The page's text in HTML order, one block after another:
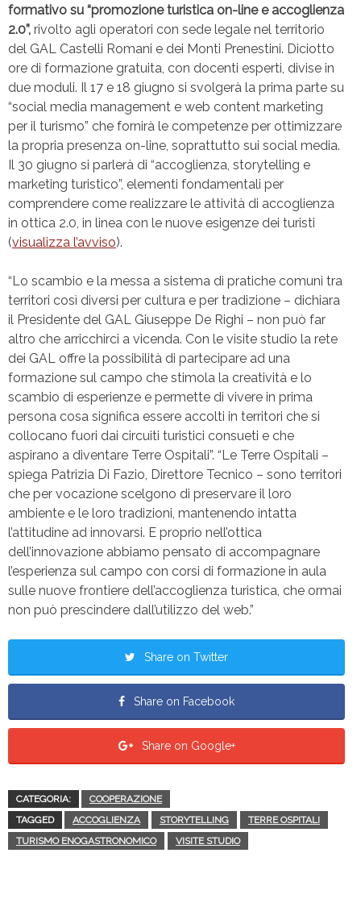
formativo su “promozione turistica on-line e accoglienza
2.0”, rivolto agli operatori con sede legale nel territorio
del GAL Castelli Romani e dei Monti Prenestini. Diciotto
ore di formazione gratuita, con docenti esperti, divise in
due moduli. Il 17 e 18 giugno si svolgerà la prima parte su
“social media management e web content marketing
per il turismo” che fornirà le competenze per ottimizzare
la propria presenza on-line, soprattutto sui social media.
Il 30 giugno si parlerà di “accoglienza, storytelling e
marketing turistico”, elementi fondamentali per
comprendere come realizzare le attività di accoglienza
in ottica 2.0, in linea con le nuove esigenze dei turisti
(visualizza l’avviso).
“Lo scambio e la messa a sistema di pratiche comuni tra
territori così diversi per cultura e per tradizione – dichiara
il Presidente del GAL Giuseppe De Righi – non può far
altro che arricchirci a vicenda. Con le visite studio la rete
dei GAL offre la possibilità di partecipare ad una
formazione sul campo che stimola la creatività e lo
scambio di esperienze e permette di vivere in prima
persona cosa significa essere accolti in territori che si
collocano fuori dai circuiti turistici consueti e che
aspirano a diventare Terre Ospitali”. “Le Terre Ospitali –
spiega Patrizia Di Fazio, Direttore Tecnico – sono territori
che per vocazione scelgono di preservare il loro
ambiente e le loro tradizioni, mantenendo intatta
l’attitudine ad innovarsi. E proprio nell’ottica
dell’innovazione abbiamo pensato di accompagnare
l’esperienza sul campo con corsi di formazione in aula
sulle nuove frontiere dell’accoglienza turistica, che ormai
non può prescindere dall’utilizzo del web.”
Share on Twitter
Share on Facebook
Share on Google+
CATEGORIA:
COOPERAZIONE
TAGGED
ACCOGLIENZA STORYTELLING
TERRE OSPITALI
TURISMO ENOGASTRONOMICO
VISITE STUDIO